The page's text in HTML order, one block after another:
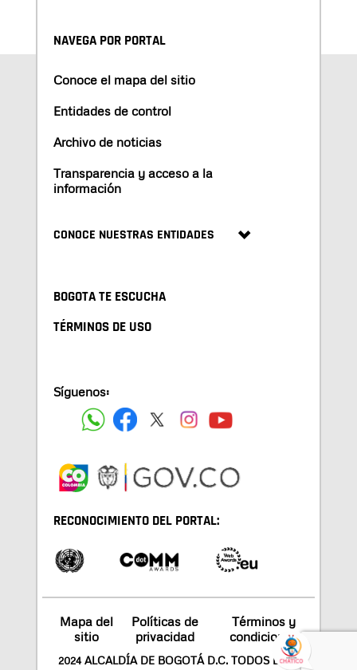
NAVEGA POR PORTAL
Conoce el mapa del sitio
Entidades de control
Archivo de noticias
Transparencia y acceso a la
información
CONOCE NUESTRAS ENTIDADES
BOGOTA TE ESCUCHA
TÉRMINOS DE USO
Síguenos:
RECONOCIMIENTO DEL PORTAL:
Mapa del
sitio
Políticas de
privacidad
Términos y
condiciones
2024 ALCALDÍA DE BOGOTÁ D.C. TODOS LOS